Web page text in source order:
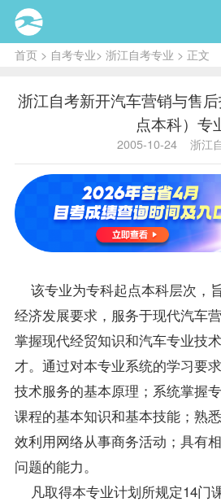
首页> 自考专业> 浙江自考专业 > 正文
浙江自考新开汽车营销与售
点本科）专
2005-10-24 浙江
该专业为专科起点本科层次，
经济发展要求，服务于现代汽车
掌握现代经贸知识和汽车专业技
才。通过对本专业系统的学习要
技术服务的基本原理；系统掌握
课程的基本知识和基本技能；熟
效利用网络从事商务活动；具有
问题的能力。
凡取得本专业计划所规定14门